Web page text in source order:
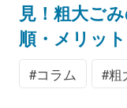
見！粗大ご
順・メリッ
コラム 粗